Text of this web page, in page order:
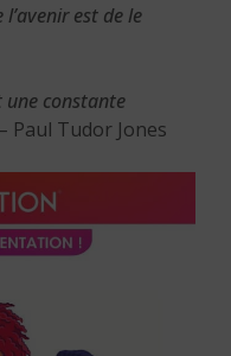
est de le
une constante
Paul Tudor Jones